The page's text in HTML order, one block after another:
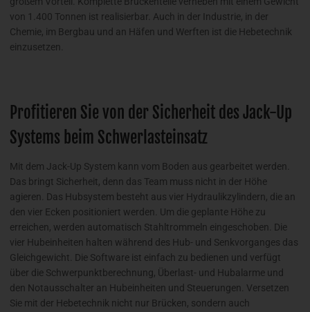
von 1.400 Tonnen ist realisierbar. Auch in der Industrie, in der
Chemie, im Bergbau und an Häfen und Werften ist die Hebetechnik
einzusetzen.
Profitieren Sie von der Sicherheit des Jack-Up
Systems beim Schwerlasteinsatz
Mit dem Jack-Up System kann vom Boden aus gearbeitet werden.
Das bringt Sicherheit, denn das Team muss nicht in der Höhe
agieren. Das Hubsystem besteht aus vier Hydraulikzylindern, die an
den vier Ecken positioniert werden. Um die geplante Höhe zu
erreichen, werden automatisch Stahltrommeln eingeschoben. Die
vier Hubeinheiten halten während des Hub- und Senkvorganges das
Gleichgewicht. Die Software ist einfach zu bedienen und verfügt
über die Schwerpunktberechnung, Überlast- und Hubalarme und
den Notausschalter an Hubeinheiten und Steuerungen. Versetzen
Sie mit der Hebetechnik nicht nur Brücken, sondern auch